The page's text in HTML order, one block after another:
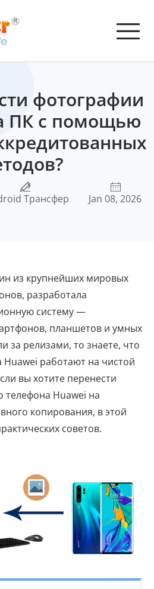
фотографии
ПК с помощью
Трансфер Jan 08, 2026
из крупнейших мировых
разработала
систему —
планшетов и умных
за релизами, то знаете, что
Huawei работают на чистой
вы хотите перенести
телефона Huawei на
копирования, в этой
советов.